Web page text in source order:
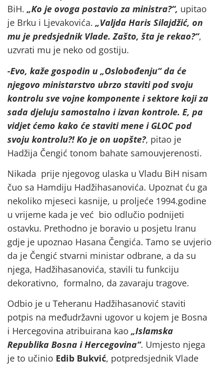
BiH. „Ko je ovoga postavio za ministra?“, upitao
je Brku i Ljevakovića. „Valjda Haris Silajdžić, on
mu je predsjednik Vlade. Zašto, šta je rekao?“,
uzvrati mu je neko od gostiju.
-Evo, kaže gospodin u „Oslobođenju“ da će
njegovo ministarstvo ubrzo staviti pod svoju
kontrolu sve vojne komponente i sektore koji za
sada djeluju samostalno i izvan kontrole. E, pa
vidjet ćemo kako će staviti mene i GLOC pod
svoju kontrolu?! Ko je on uopšte?, pitao je
Hadžija Čengić tonom bahate samouvjerenosti.
Nikada prije njegovog ulaska u Vladu BiH nisam
čuo sa Hamdiju Hadžihasanovića. Upoznat ću ga
nekoliko mjeseci kasnije, u proljeće 1994.godine
u vrijeme kada je već bio odlučio podnijeti
ostavku. Prethodno je boravio u posjetu Iranu
gdje je upoznao Hasana Čengića. Tamo se uvjerio
da je Čengić stvarni ministar odbrane, a da su
njega, Hadžihasanovića, stavili tu funkciju
dekorativno, formalno, da zavaraju tragove.
Odbio je u Teheranu Hadžihasanović staviti
potpis na međudržavni ugovor u kojem je Bosna
i Hercegovina atribuirana kao „Islamska
Republika Bosna i Hercegovina“. Umjesto njega
je to učinio Edib Bukvić, potpredsjednik Vlade